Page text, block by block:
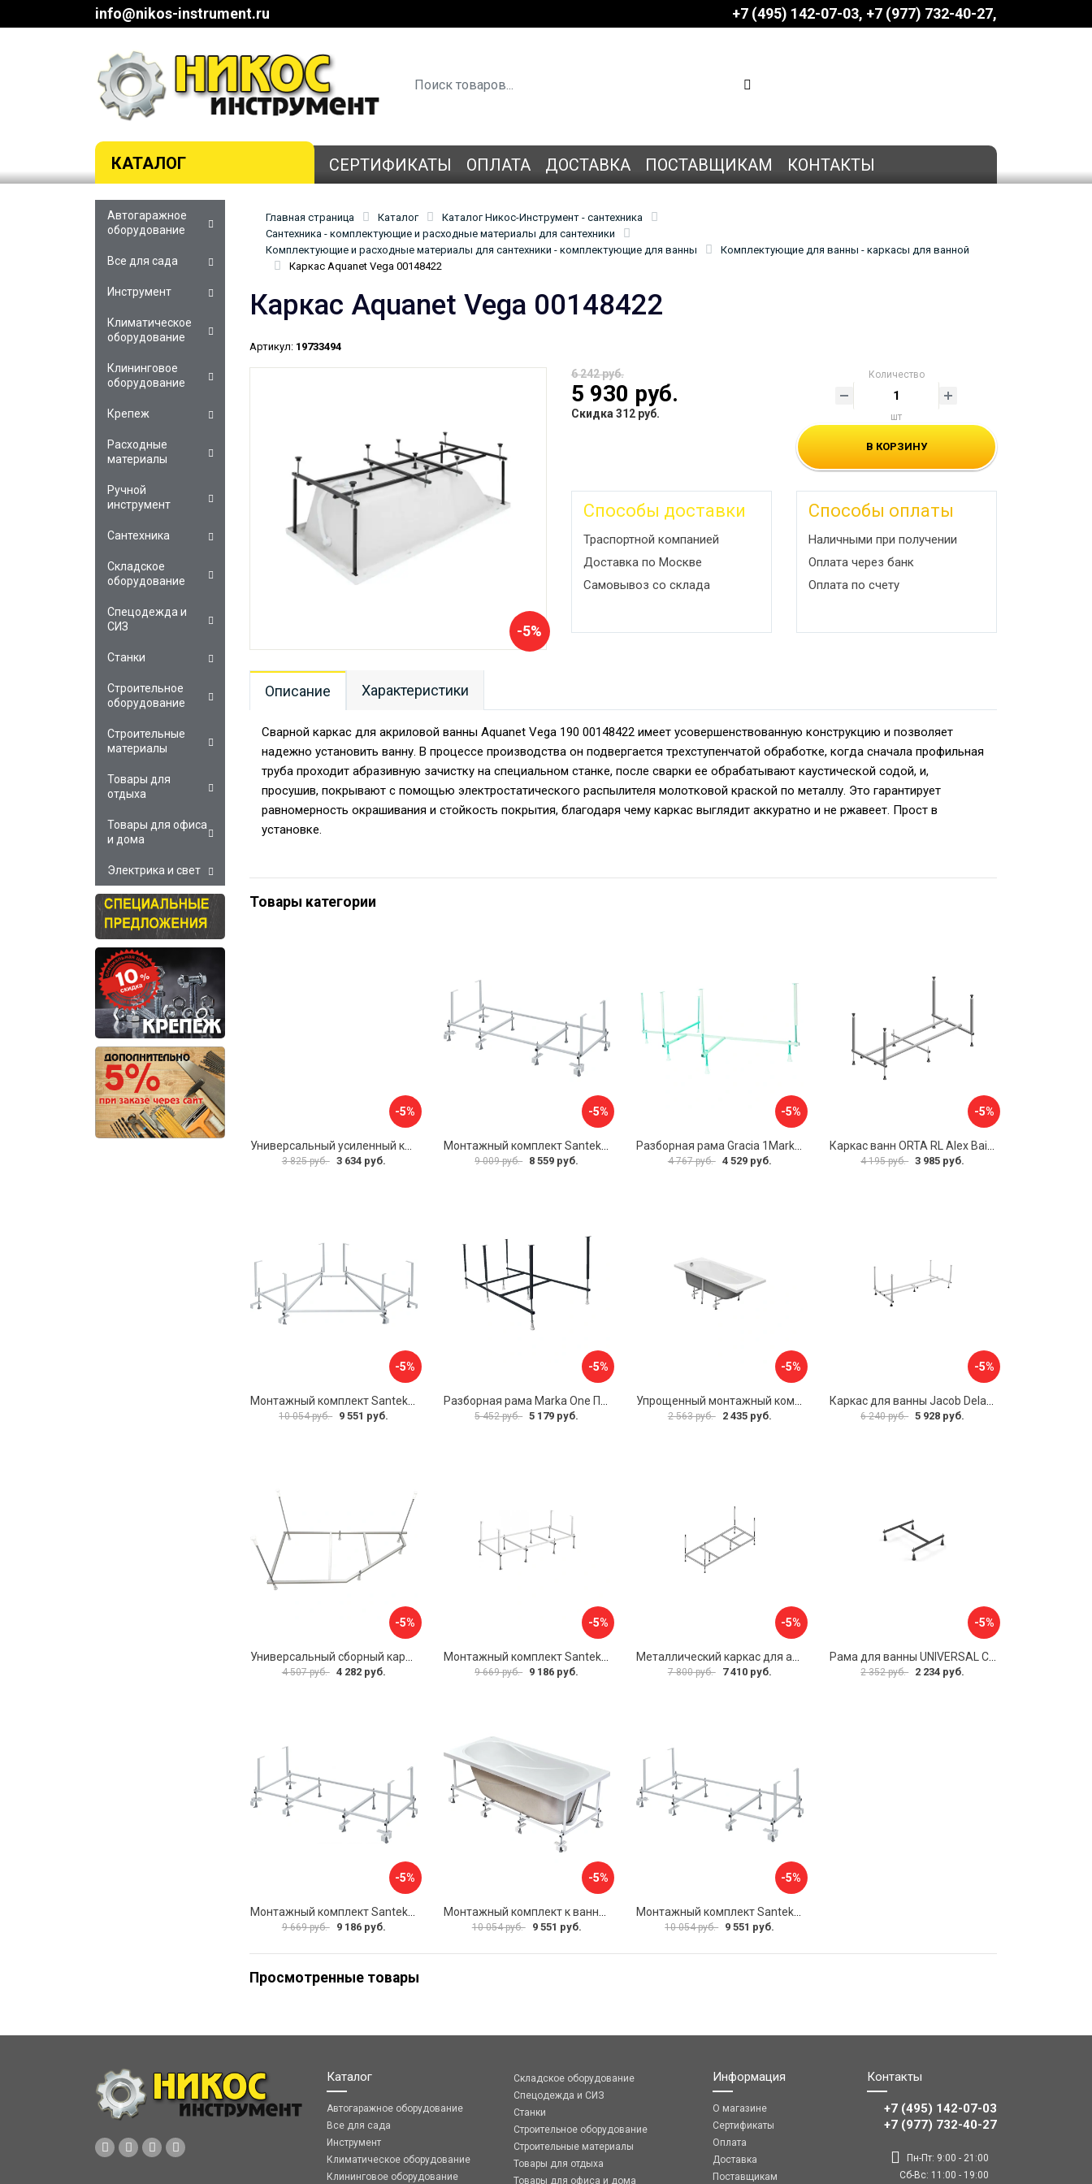
info@nikos-instrument.ru +7 (495) 142-07-03 ‎‎+7 (977) 732-40-27
КАТАЛОГ СЕРТИФИКАТЫ ОПЛАТА ДОСТАВКА ПОСТАВЩИКАМ КОНТАКТЫ
Главная страница Каталог
Каталог Никос-Инструмент - сантехника
Сантехника - комплектующие и расходные материалы для сантехники
Комплектующие и расходные материалы для сантехники - комплектующие для ванны
Комплектующие для ванны - каркасы для ванной
Каркас Aquanet Vega 00148422
Каркас Aquanet Vega 00148422
Артикул: 19733494
-5%
6 242 руб.
5 930 руб.
Скидка 312 руб.
Количество
шт
В КОРЗИНУ
Способы доставки
Траспортной компанией
Доставка по Москве
Самовывоз со склада
Способы оплаты
Наличными при получении
Оплата через банк
Оплата по счету
Описание Характеристики
Сварной каркас для акриловой ванны Aquanet Vega 190 00148422 имеет усовершенствованную конструкцию и позволяет
надежно установить ванну. В процессе производства он подвергается трехступенчатой обработке, когда сначала профильная
труба проходит абразивную зачистку на специальном станке, после сварки ее обрабатывают каустической содой, и,
просушив, покрывают с помощью электростатического распылителя молотковой краской по металлу. Это гарантирует
равномерность окрашивания и стойкость покрытия, благодаря чему каркас выглядит аккуратно и не ржавеет. Прост в
установке.
Товары категории
-5%
3 825 руб. 3 634 руб.
-5%
Монтажный комплект Santek МОНАКО 1.WH11.2.424 00000045899
9 009 руб. 8 559 руб.
-5%
4 767 руб. 4 529 руб.
-5%
4 195 руб. 3 985 руб.
-5%
Монтажный комплект Santek КАРИБЫ 1.WH11.2.430 00000046546
10 054 руб. 9 551 руб.
-5%
Разборная рама Marka One ПУ 160-165x75 03пу1675
5 452 руб. 5 179 руб.
-5%
Упрощенный монтажный комплект для ванны Santek КАСАБЛАНКА 1WH501541 00058310
2 563 руб. 2 435 руб.
-5%
Каркас для ванны Jacob Delafon E6D082RU-00 Sofa 73633
6 240 руб. 5 928 руб.
-5%
4 507 руб. 4 282 руб.
-5%
Монтажный комплект Santek САНТОРИНИ 1.WH30.2.488 00000069112
9 669 руб. 9 186 руб.
-5%
7 800 руб. 7 410 руб.
-5%
Рама для ванны UNIVERSAL Cersanit K-RW-UNIVERSAL160-170
2 352 руб. 2 234 руб.
-5%
9 669 руб. 9 186 руб.
-5%
10 054 руб. 9 551 руб.
-5%
10 054 руб. 9 551 руб.
Просмотренные товары
Автогаражное
оборудование
Все для сада
Инструмент
Климатическое
оборудование
Клининговое
оборудование
Крепеж
Расходные
материалы
Ручной
инструмент
Сантехника
Складское
оборудование
Спецодежда и
СИЗ
Станки
Строительное
оборудование
Строительные
материалы
Товары для
отдыха
Товары для офиса
и дома
Электрика и свет
Каталог
Автогаражное оборудование
Все для сада
Инструмент
Климатическое оборудование
Клининговое оборудование
Складское оборудование
Спецодежда и СИЗ
Станки
Строительное оборудование
Строительные материалы
Товары для отдыха
Товары для офиса и дома
Информация
О магазине
Сертификаты
Оплата
Доставка
Поставщикам
Контакты
+7 (495) 142-07-03
‎‎+7 (977) 732-40-27
Пн-Пт: 9:00 - 21:00
Сб-Вс: 11:00 - 19:00